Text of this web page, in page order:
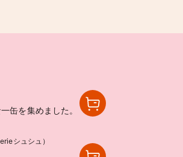
缶を集めました。
シュシュ）